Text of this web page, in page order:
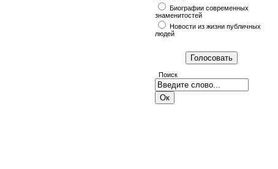
Биографии современных
знаменитостей
Новости из жизни публичных
людей
Поиск